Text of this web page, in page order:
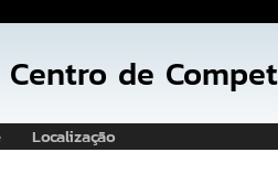
o
conteúdo
principal
Centro de
Localização